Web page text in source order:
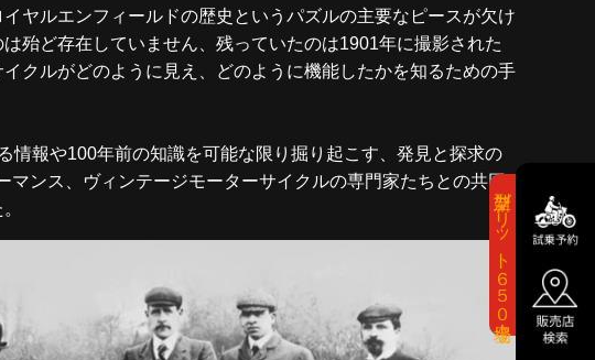
新型ブリット６５０登場！
ヤルエンフィールドの歴史というパズルの主要なピースが欠け
殆ど存在していません、残っていたのは1901年に撮影された
クルがどのように見え、どのように機能したかを知るための手
報や100年前の知識を可能な限り掘り起こす、発見と探求の
ンス、ヴィンテージモーターサイクルの専門家たちとの共同